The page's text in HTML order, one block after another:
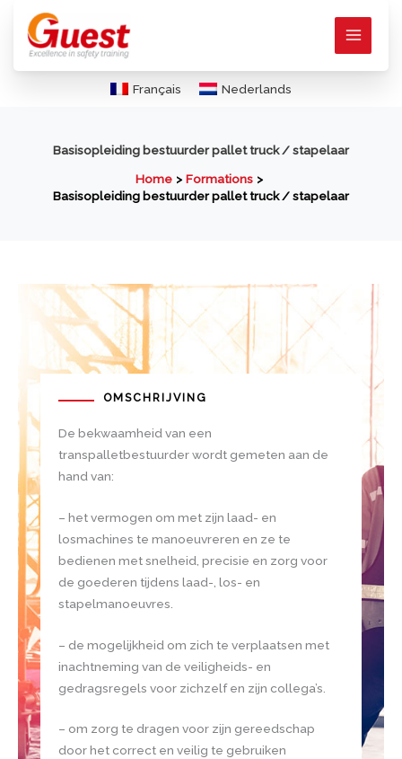
inhoud
Français
Nederlands
Basisopleiding bestuurder pallet truck / stapelaar
Home
Formations
Basisopleiding bestuurder pallet truck / stapelaar
OMSCHRIJVING
De bekwaamheid van een
transpalletbestuurder wordt gemeten aan de
hand van:
– het vermogen om met zijn laad- en
losmachines te manoeuvreren en ze te
bedienen met snelheid, precisie en zorg voor
de goederen tijdens laad-, los- en
stapelmanoeuvres.
– de mogelijkheid om zich te verplaatsen met
inachtneming van de veiligheids- en
gedragsregels voor zichzelf en zijn collega’s.
– om zorg te dragen voor zijn gereedschap
door het correct en veilig te gebruiken